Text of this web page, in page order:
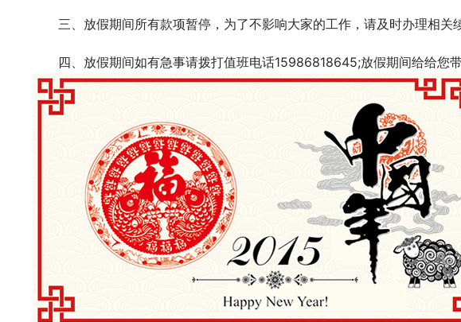
　　三、放假期间所有款项暂停，为了不影响大家的工作，请及时办理相关
　　四、放假期间如有急事请拨打值班电话15986818645;放假期间给给您